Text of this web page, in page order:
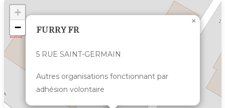
FURRY FR
5 RUE SAINT-GERMAIN
Autres organisations fonctionnant par
adhésion volontaire
×
+
−